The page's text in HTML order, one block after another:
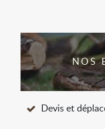
NOS
Devis et